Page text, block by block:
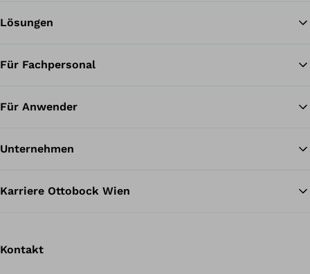
Lösungen
Für Fachpersonal
Für Anwender
Unternehmen
Karriere Ottobock Wien
Kontakt